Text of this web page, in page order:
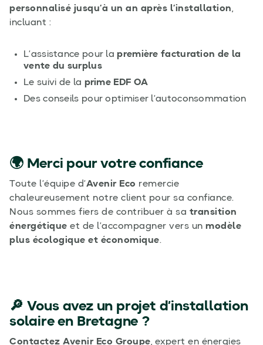
personnalisé jusqu’à un an après l’installation,
incluant :
L’assistance pour lapremière facturation de la
vente du surplus
Le suivi de la prime EDF OA
Des conseils pour optimiser l’autoconsommation
🌍 Merci pour votre confiance
Toute l’équipe d’Avenir Eco remercie
chaleureusement notre client pour sa confiance.
Nous sommes fiers de contribuer à sa transition
énergétique et de l’accompagner vers un modèle
plus écologique et économique.
🔎 Vous avez un projet d’installation
solaire en Bretagne ?
Contactez Avenir Eco Groupe, expert en énergies